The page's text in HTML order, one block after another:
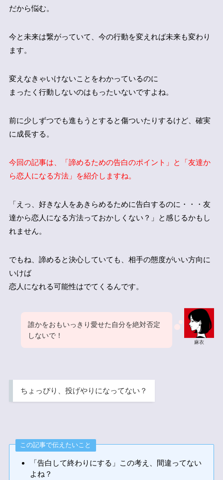
だから悩む。
今と未来は繋がっていて、今の行動を変えれば未来も変わり
ます。
変えなきゃいけないことをわかっているのに
まったく行動しないのはもったいないですよね。
前に少しずつでも進もうとすると傷ついたりするけど、確実
に成長する。
今回の記事は、「諦めるための告白のポイント」と「友達か
ら恋人になる方法」を紹介しますね。
「えっ、好きな人をあきらめるために告白するのに・・・友
達から恋人になる方法っておかしくない？」と感じるかもし
れません。
でもね、諦めると決心していても、相手の態度がいい方向に
いけば
恋人になれる可能性はでてくるんです。
麻衣
誰かをおもいっきり愛せた自分を絶対否定
しないで！
ちょっぴり、投げやりになってない？
この記事で伝えたいこと
「告白して終わりにする」この考え、間違ってない
よね？